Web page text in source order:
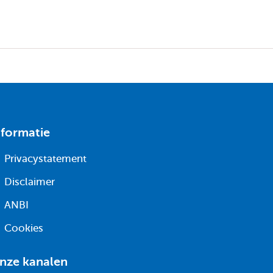
Privacystatement
Disclaimer
ANBI
Cookies
kanalen